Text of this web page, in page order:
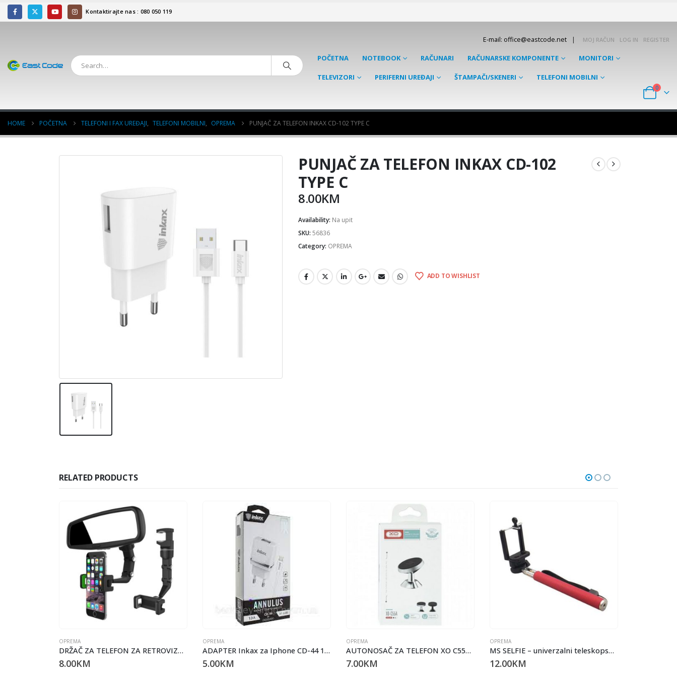
Kontaktirajte nas : 080 050 119
E-mail: office@eastcode.net | MOJ RAČUN LOG IN REGISTER
POČETNA NOTEBOOK RAČUNARI RAČUNARSKE KOMPONENTE MONITORI
TELEVIZORI PERIFERNI UREĐAJI ŠTAMPAČI/SKENERI TELEFONI MOBILNI
0
HOME POČETNA TELEFONI I FAX UREĐAJI, TELEFONI MOBILNI, OPREMA PUNJAČ ZA TELEFON INKAX CD-102 TYPE C
PUNJAČ ZA TELEFON INKAX CD-102
TYPE C
8.00KM
Availability: Na upit
SKU: 56836
Category: OPREMA
ADD TO WISHLIST
RELATED PRODUCTS
OPREMA
DRŽAČ ZA TELEFON ZA RETROVIZOR
8.00KM
OPREMA
ADAPTER Inkax za Iphone CD-44 1.0A
5.00KM
OPREMA
AUTONOSAČ ZA TELEFON XO C55A SMARTPHONE CAR HOLDER SILVER
7.00KM
OPREMA
MS SELFIE – univerzalni teleskopski štap za selfije.
12.00KM